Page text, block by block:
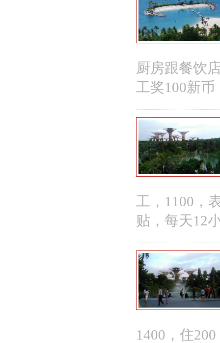
厨房跟餐饮
工奖100新币
工，1100，
贴，每天12
1400，住